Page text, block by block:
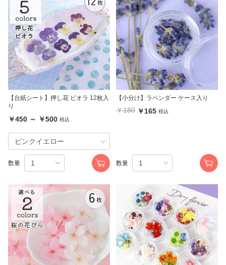
【台紙シート】押し花 ビオラ 12枚入
り
￥450 ～ ￥500 税込
数量
【小分け】ラベンダー ケース入り
￥180 ￥165 税込
数量